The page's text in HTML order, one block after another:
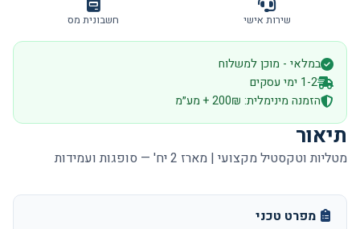
שירות אישי חשבונית מס
במלאי - מוכן למשלוח
1-2 ימי עסקים
הזמנה מינימלית: 200₪ + מע״מ
תיאור
מטליות וטקסטיל מקצועי | מארז 2 יח' — סופגות ועמידות
מפרט טכני